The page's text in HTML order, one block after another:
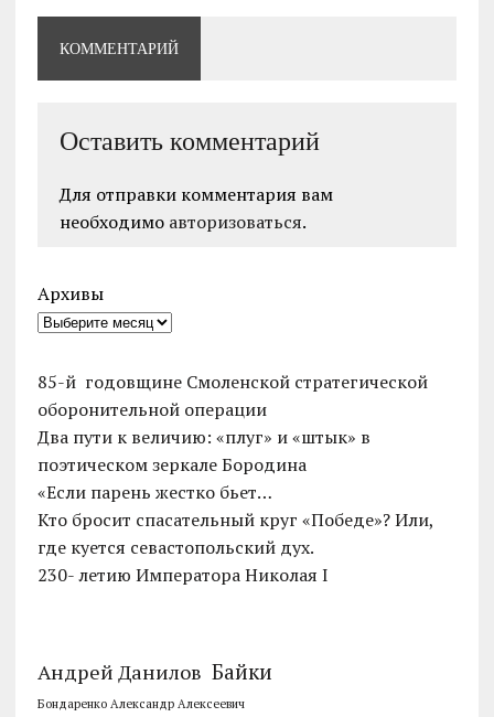
КОММЕНТАРИЙ
Оставить комментарий
Для отправки комментария вам
необходимо авторизоваться.
Архивы
85-й годовщине Смоленской стратегической
оборонительной операции
Два пути к величию: «плуг» и «штык» в
поэтическом зеркале Бородина
«Если парень жестко бьет…
Кто бросит спасательный круг «Победе»? Или,
где куется севастопольский дух.
230- летию Императора Николая I
Андрей Данилов Байки
Бондаренко Александр Алексеевич